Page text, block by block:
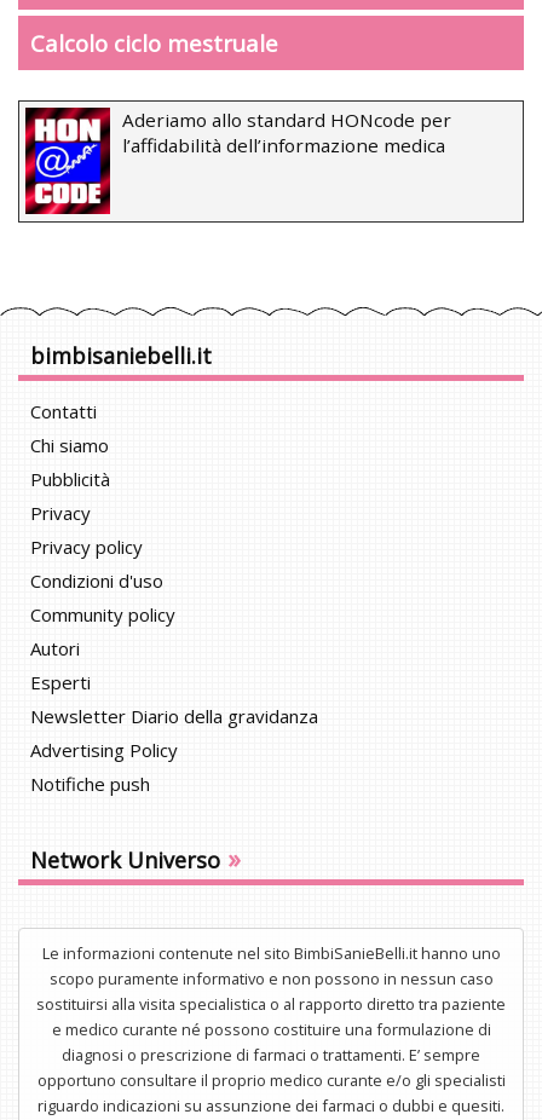
Calcolo ciclo mestruale
Aderiamo allo standard HONcode per
l’affidabilità dell’informazione medica
bimbisaniebelli.it
Contatti
Chi siamo
Pubblicità
Privacy
Privacy policy
Condizioni d'uso
Community policy
Autori
Esperti
Newsletter Diario della gravidanza
Advertising Policy
Notifiche push
Network Universo »
Le informazioni contenute nel sito BimbiSanieBelli.it hanno uno
scopo puramente informativo e non possono in nessun caso
sostituirsi alla visita specialistica o al rapporto diretto tra paziente
e medico curante né possono costituire una formulazione di
diagnosi o prescrizione di farmaci o trattamenti. E’ sempre
opportuno consultare il proprio medico curante e/o gli specialisti
riguardo indicazioni su assunzione dei farmaci o dubbi e quesiti.